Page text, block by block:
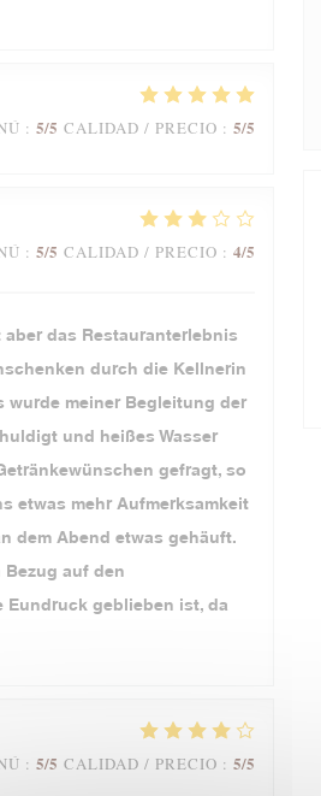
: 5/5 CALIDAD / PRECIO : 5/5
: 5/5 CALIDAD / PRECIO : 4/5
das Restauranterlebnis
durch die Kellnerin
wurde meiner Begleitung der
und heißes Wasser
gefragt, so
etwas mehr Aufmerksamkeit
dem Abend etwas gehäuft.
auf den
Eundruck geblieben ist, da
: 5/5 CALIDAD / PRECIO : 5/5